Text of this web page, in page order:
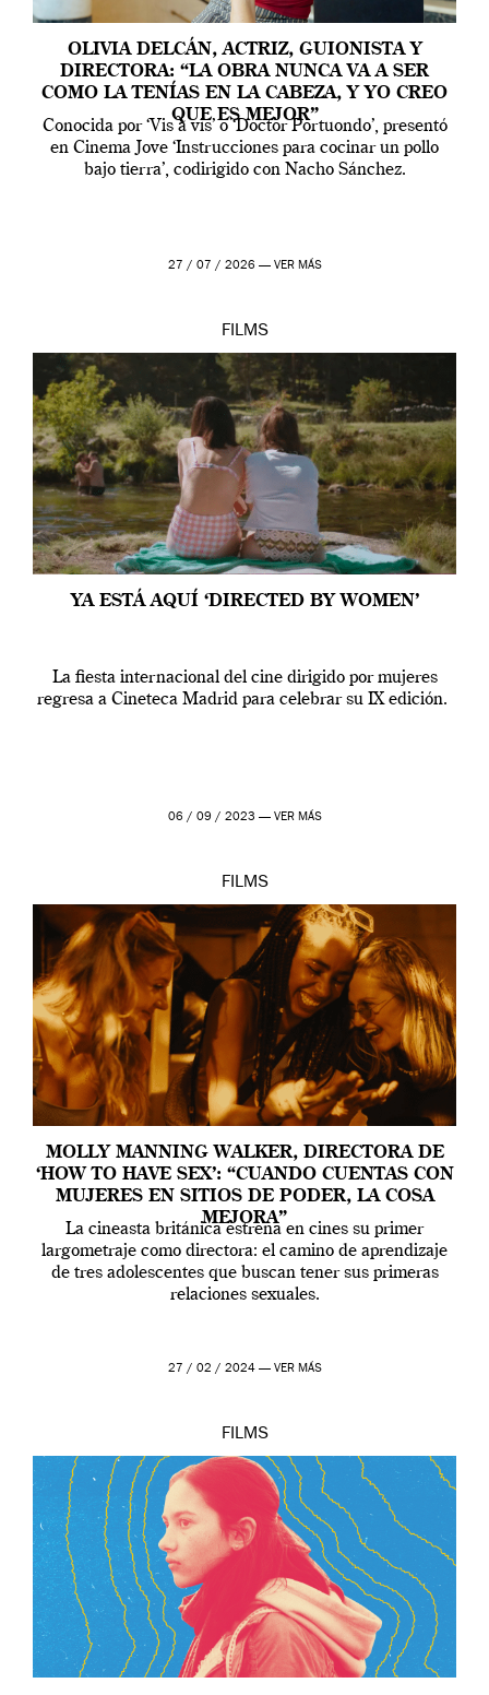
OLIVIA DELCÁN, ACTRIZ, GUIONISTA Y
DIRECTORA: “LA OBRA NUNCA VA A SER
COMO LA TENÍAS EN LA CABEZA, Y YO CREO
QUE ES MEJOR”
Conocida por ‘Vis a vis’ o ‘Doctor Portuondo’, presentó
en Cinema Jove ‘Instrucciones para cocinar un pollo
bajo tierra’, codirigido con Nacho Sánchez.
27 / 07 / 2026 — VER MÁS
FILMS
YA ESTÁ AQUÍ ‘DIRECTED BY WOMEN’
La fiesta internacional del cine dirigido por mujeres
regresa a Cineteca Madrid para celebrar su IX edición.
06 / 09 / 2023 — VER MÁS
FILMS
MOLLY MANNING WALKER, DIRECTORA DE
‘HOW TO HAVE SEX’: “CUANDO CUENTAS CON
MUJERES EN SITIOS DE PODER, LA COSA
MEJORA”
La cineasta británica estrena en cines su primer
largometraje como directora: el camino de aprendizaje
de tres adolescentes que buscan tener sus primeras
relaciones sexuales.
27 / 02 / 2024 — VER MÁS
FILMS